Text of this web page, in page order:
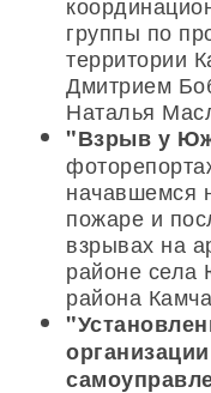
группы по
территории
Дмитрием
Наталья
"Взрыв у
начавшемся
пожаре и
взрывах на
районе села
района